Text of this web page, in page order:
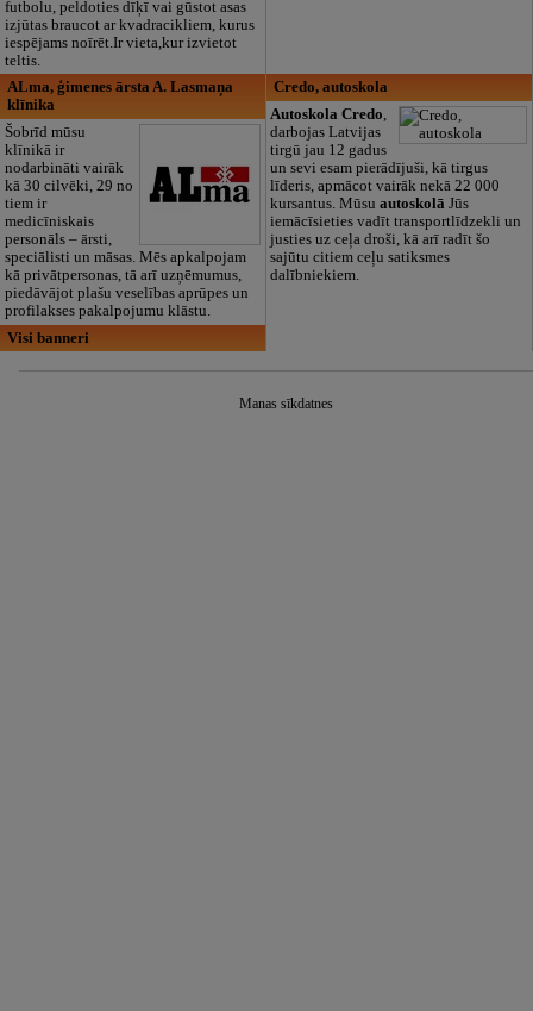
futbolu, peldoties dīķī vai gūstot asas
izjūtas braucot ar kvadracikliem, kurus
iespējams noīrēt.Ir vieta,kur izvietot
teltis.
ALma, ģimenes ārsta A. Lasmaņa
klīnika
Šobrīd mūsu
klīnikā ir
nodarbināti vairāk
kā 30 cilvēki, 29 no
tiem ir
medicīniskais
personāls – ārsti,
speciālisti un māsas. Mēs apkalpojam
kā privātpersonas, tā arī uzņēmumus,
piedāvājot plašu veselības aprūpes un
profilakses pakalpojumu klāstu.
Credo, autoskola
Autoskola Credo,
darbojas Latvijas
tirgū jau 12 gadus
un sevi esam pierādījuši, kā tirgus
līderis, apmācot vairāk nekā 22 000
kursantus. Mūsuautoskolā Jūs
iemācīsieties vadīt transportlīdzekli un
justies uz ceļa droši, kā arī radīt šo
sajūtu citiem ceļu satiksmes
dalībniekiem.
Visi banneri
Manas sīkdatnes